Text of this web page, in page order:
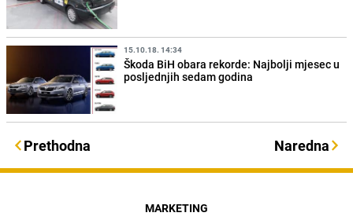
15.10.18. 14:34
Škoda BiH obara rekorde: Najbolji mjesec u
posljednjih sedam godina
Prethodna Naredna
MARKETING